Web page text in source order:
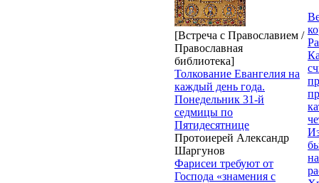
[Встреча с Православием /
Православная
библиотека]
Толкование Евангелия на
каждый день года.
Понедельник 31-й
седмицы по
Пятидесятнице
Протоиерей Александр
Шаргунов
Фарисеи требуют от
Господа «знамения с